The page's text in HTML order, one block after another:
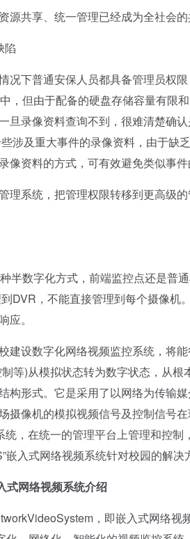
共享、统一管理已经成为全社会的
陷
下普通安保人员都具备管理员权
，但由于配备的硬盘存储容量有限
旦录像资料查询不到，很难清楚确
涉及重大事件的录像资料，由于缺
像资料的方式，可有效避免类似事
系统，把管理权限转移到更高级
数字化方式，前端监控点还是普
DVR，不能直接管理到每个摄像机
。
设数字化网络视频监控系统，将
等)从模拟状态转为数字状态，从
构形式。它是采用了以网络为传输
摄像机的模拟视频信号及控制信号
统，在统一的管理平台上管理和控
嵌入式网络视频系统针对校园的解决
式网络视频系统介绍
，即嵌入式网络视